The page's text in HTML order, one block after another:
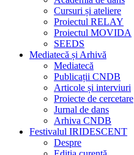
Cursuri și ateliere
Proiectul RELAY
Proiectul MOVIDA
SEEDS
Mediatecă și Arhivă
Mediatecă
Publicații CNDB
Articole și interviuri
Proiecte de cercetare
Jurnal de dans
Arhiva CNDB
Festivalul IRIDESCENT
Despre